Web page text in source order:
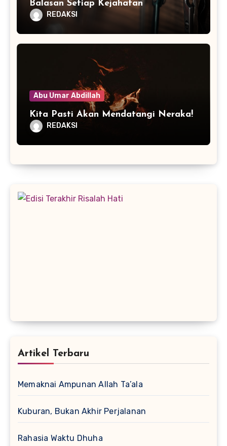
Balasan Setiap Kejahatan
REDAKSI
Abu Umar Abdillah
Kita Pasti Akan Mendatangi Neraka!
REDAKSI
Artikel Terbaru
Memaknai Ampunan Allah Ta’ala
Kuburan, Bukan Akhir Perjalanan
Rahasia Waktu Dhuha